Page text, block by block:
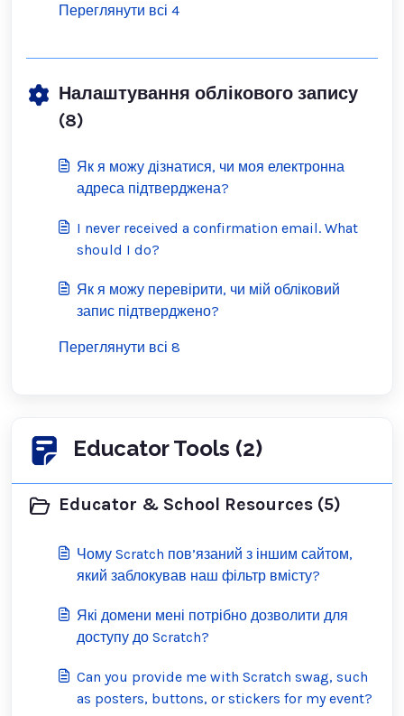
Переглянути всі 4
Налаштування облікового запису
(8)
Як я можу дізнатися, чи моя електронна
адреса підтверджена?
I never received a confirmation email. What
should I do?
Як я можу перевірити, чи мій обліковий
запис підтверджено?
Переглянути всі 8
Educator Tools (2)
Educator & School Resources (5)
Чому Scratch пов’язаний з іншим сайтом,
який заблокував наш фільтр вмісту?
Які домени мені потрібно дозволити для
доступу до Scratch?
Can you provide me with Scratch swag, such
as posters, buttons, or stickers for my event?